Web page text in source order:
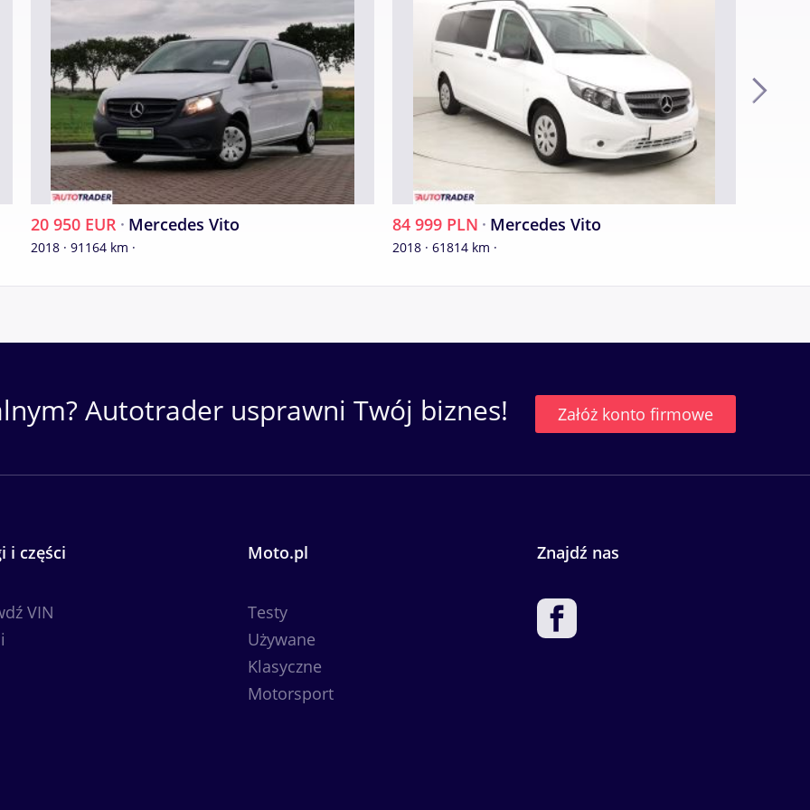
rechts: 5.0 mm
rechts: 1.0 mm
abzugsfähig
20 950 EUR · Mercedes Vito
2018 · 91164 km ·
84 999 PLN · Mercedes Vito
2018 · 61814 km ·
Autotrader usprawni Twój biznes! Załóż konto firmowe
i części
VIN
Moto.pl
Testy
Używane
Klasyczne
Motorsport
Znajdź nas